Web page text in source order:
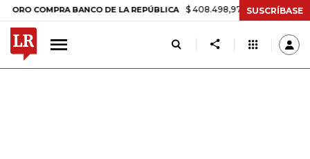
BANCO DE LA REPÚBLICA $ 408.498,97 +$ 8.753,81 +2,19%
SUSCRÍBASE